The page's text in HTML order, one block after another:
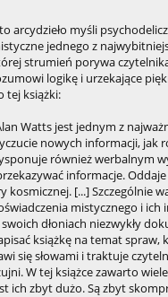
arcydzieło myśli
jednego z
strumień porywa
logikę i urzekające
tej książki:
Watts jest jednym z
nowych informacji, jak
również werbalnym
informacje.
kosmicznej. [...] Szczególnie
mistycznego i ich
dłoniach niezwykły
książkę na temat spraw,
się słowami i traktuje
W tej książce zawarto
ich zbyt dużo. Są zbyt